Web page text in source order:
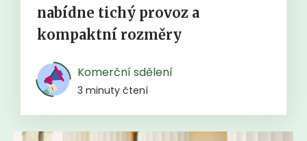
nabídne tichý provoz a
kompaktní rozměry
Komerční sdělení
3 minuty čtení